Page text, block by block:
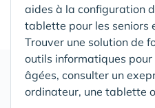
aides à la configuration
tablette pour les seniors
Trouver une solution de
outils informatiques pour
âgées, consulter un
ordinateur, une tablette